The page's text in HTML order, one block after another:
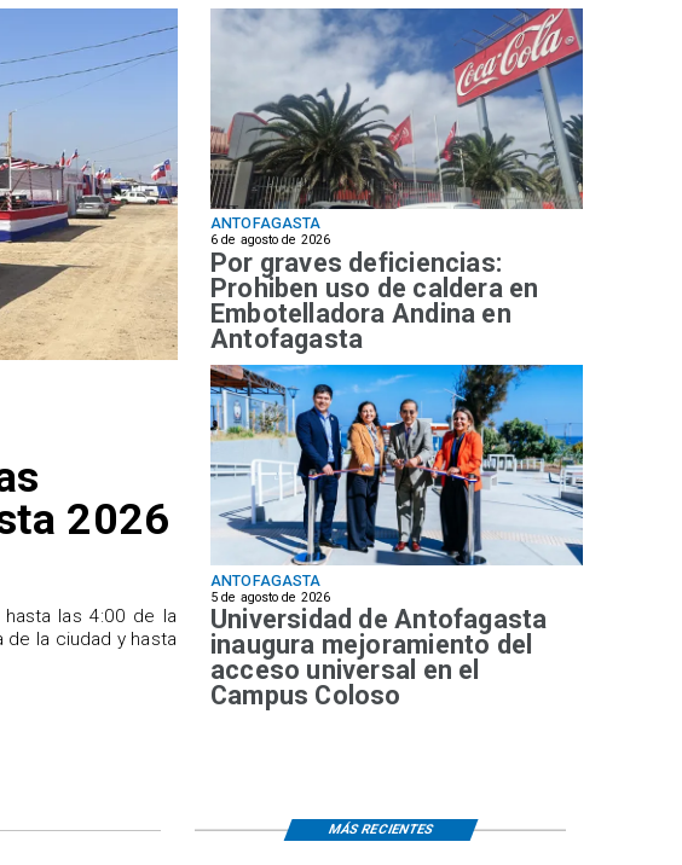
2026
las 4:00 de la
la ciudad y hasta
ANTOFAGASTA
6 de agosto de 2026
Por graves deficiencias:
Prohiben uso de caldera en
Embotelladora Andina en
Antofagasta
ANTOFAGASTA
5 de agosto de 2026
Universidad de Antofagasta
inaugura mejoramiento del
acceso universal en el
Campus Coloso
MÁS RECIENTES